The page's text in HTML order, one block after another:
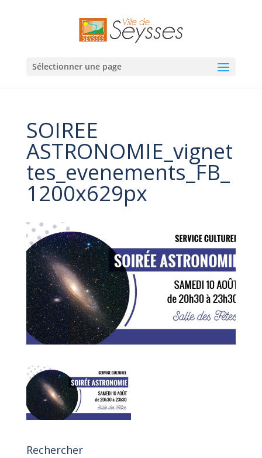
Sélectionner une page
SOIREE
ASTRONOMIE_vignet
tes_evenements_FB_
1200x629px
Rechercher